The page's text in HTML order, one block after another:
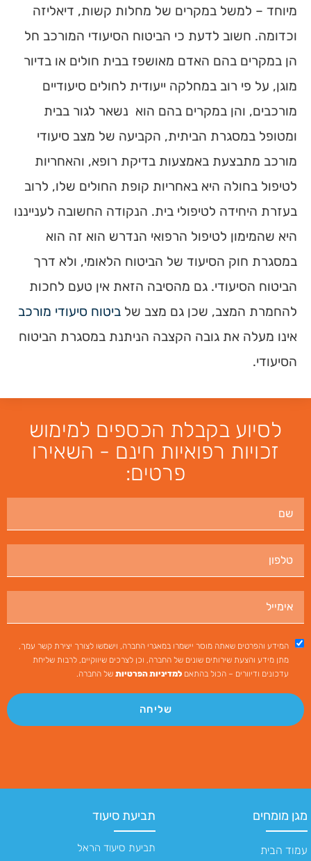
מיוחד – למשל במקרים של מחלות קשות, דיאליזה
וכדומה. חשוב לדעת כי הביטוח הסיעודי המורכב חל
הן במקרים בהם האדם מאושפז בבית חולים או בדיור
מוגן, על פי רוב במחלקה ייעודית לחולים סיעודיים
מורכבים, והן במקרים בהם הוא נשאר לגור בבית
ומטופל במסגרת הביתית, הקביעה של מצב סיעודי
מורכב מתבצעת באמצעות בדיקת רופא, והאחריות
לטיפול בחולה היא באחריות קופת החולים שלו, לרוב
בעזרת היחידה לטיפולי בית. הנקודה החשובה לענייננו
היא שהמימון לטיפול הרפואי הנדרש הוא זה הוא
במסגרת חוק הסיעוד של הביטוח הלאומי, ולא דרך
הביטוח הסיעודי. גם מהסיבה הזאת אין טעם לחכות
להחמרת המצב, שכן גם מצב של ביטוח סיעודי מורכב
אינו מעלה את גובה הקצבה הניתנת במסגרת הביטוח
הסיעודי.
לסיוע בקבלת הכספים למימוש
זכויות רפואיות חינם - השאירו
פרטים:
המידע והפרטים שאתה מוסר יישמרו במאגרי החברה, וישמשו לצורך יצירת קשר עמך,
מתן מידע והצעת שירותים שונים של החברה, וכן לצרכים שיווקיים, לרבות שליחת
עדכונים ודיוורים – הכול בהתאםלמדיניות הפרטיות של החברה.
שליחה
מגן מומחים
עמוד הבית
תביעת סיעוד
תביעת סיעוד הראל